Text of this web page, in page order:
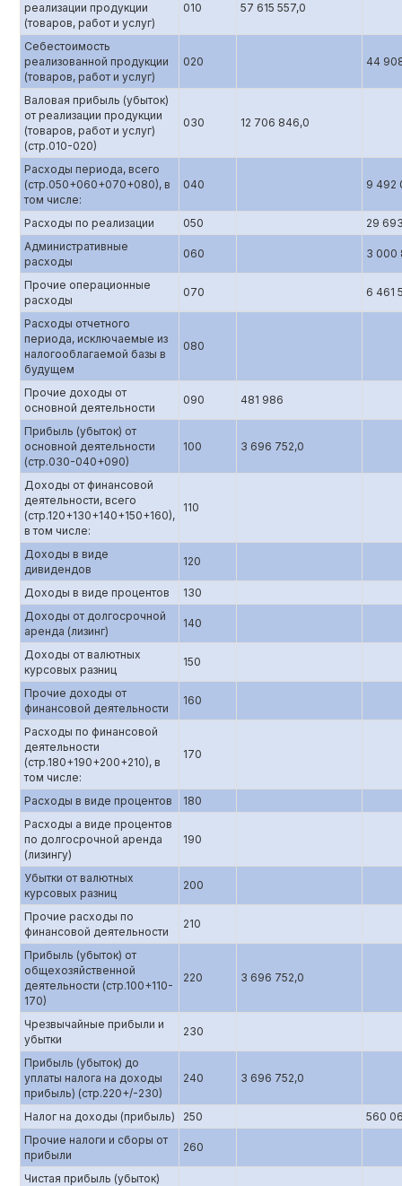
реализации продукции
(товаров, работ и услуг)
010 57 615 557,0
Себестоимость
реализованной продукции
(товаров, работ и услуг)
020 44
Валовая прибыль (убыток)
от реализации продукции
(товаров, работ и услуг)
(стр.010-020)
030 12 706 846,0
Расходы периода, всего
(стр.050+060+070+080), в
том числе:
040 9 492
Расходы по реализации 050
29
Административные
расходы
060 3 000
Прочие операционные
расходы
070 6 461
Расходы отчетного
периода, исключаемые из
налогооблагаемой базы в
будущем
080
Прочие доходы от
основной деятельности
090 481 986
Прибыль (убыток) от
основной деятельности
(стр.0З0-040+090)
100 3 696 752,0
Доходы от финансовой
деятельности, всего
(стр.120+130+140+150+160),
в том числе:
110
Доходы в виде
дивидендов
120
Доходы в виде процентов
130
Доходы от долгосрочной
аренда (лизинг)
140
Доходы от валютных
курсовых разниц
150
Прочие доходы от
финансовой деятельности
160
Расходы по финансовой
деятельности
(стр.180+190+200+210), в
том числе:
170
Расходы в виде процентов
180
Расходы а виде процентов
по долгосрочной аренда
(лизингу)
190
Убытки от валютных
курсовых разниц
200
Прочие расходы по
финансовой деятельности
210
Прибыль (убыток) от
общехозяйственной
деятельности (стр.100+110-
170)
220 3 696 752,0
Чрезвычайные прибыли и
убытки
230
Прибыль (убыток) до
уплаты налога на доходы
прибыль) (стр.220+/-230)
240 3 696 752,0
Налог на доходы (прибыль) 250
560
Прочие налоги и сборы от
прибыли
260
Чистая прибыль (убыток)